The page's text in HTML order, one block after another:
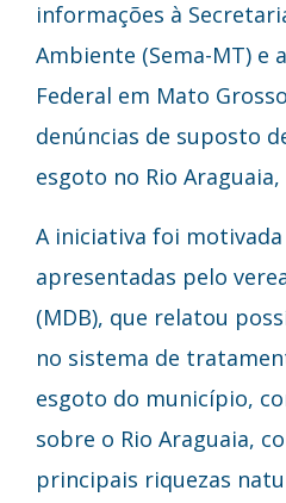
informações à
Ambiente (Sema-MT) e
Federal em Mato
denúncias de suposto
esgoto no Rio
A iniciativa foi
apresentadas pelo
(MDB), que relatou
no sistema de
esgoto do município,
sobre o Rio Araguaia,
principais riquezas